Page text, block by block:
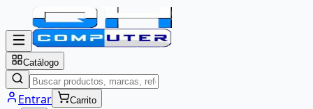
Catálogo
Entrar Carrito